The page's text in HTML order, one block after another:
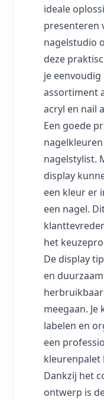
ideale
presenteren
nagelstudio
deze
je
assortiment
acryl en nail
Een goede
nagelstylist.
display
een kleur er
een nagel.
het
De display
en
meegaan.
labelen en
een
kleurenpalet
Dankzij het
ontwerp is